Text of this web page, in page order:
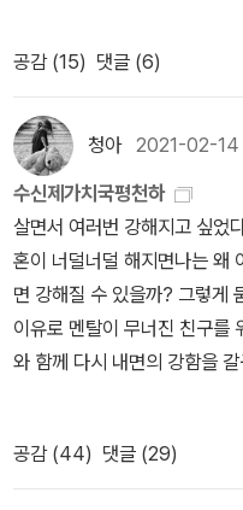
는 옷을 평생 걸친 사람'의 사
정체성뿐만 아니라 직업 면에
전기에 따르면 생계 유지를
정작 본인은 소설가로 더 인정
사례와도 유사하게 보인다.아
러 작가와 사상가를 하나만 파
형'으로 분류한 다음, 다재다
애써 금욕적인 성자의 삶을
척하는 여우'라는 묘한 평가
도 마찬가지의 평가를 내릴
이크와 치버의 방한에 대한
부 대표였던 전숙희의 회고
펜 지부 대표로 재직할 때, 문
니즘의 도전>이 책 없이 21세
캐럴 J. 아담스, <육식의 성정
이 담긴 책. 캐롤라인 냅, <욕
치적인, 자기 몸, 자기 욕망의
십 대나 이십 대 등 ‘앞으로의
꼽고 싶다. 특히 외모지상주
하는 모든 어린 소녀들에게. 수잔 손택, <은유로서의 질병>손택의 책
들을 꼽지 않을 수가 없다. <
여러 사람이 꼽은 바, 나는 <
핵, 천연두, 암, 에이즈 등의
재에도 당연히 유효하다(결핵
각종 정신질환을 대입해 보라). 셰리 B. 오트너, <에베레스트에서의
삶과 죽음>이 책도 묻히기엔
이스가 싫어하지 않았던 그
나니>가 그 브리세이스의 이
나는 내일부터 이번달 여성주
조>를 읽을 참이다. 어쩐지 어
애하는 알라디너의 극찬을 보
고 봤더니 내가 읽었던 <어떤
읽고 뭐라고 썼더라? 백자평
장력 좋은 판사님의 따뜻한
ㅋㅋㅋㅋㅋㅋㅋ 어떤 특별한
나보다. 이런걸 사고 나서 찾
ㅋㅋㅋ 아무튼 읽어보자.<나
영화 불초상 생각나는 제목인
가 글 제일 잘 쓴다고 하셨다'
술 산업은 정상인 건강한 여
로 정의하는 고대의 의학적
꾸기 위해 너무 많은 에너지를
꾸미는 걸 좋아한다. 잘 갖춰입
성한 여성을 보면 감탄한다.
는 168인데 170이 넘었더라
었다. 내가 이상적으로 생각
는 최대한 그런 쪽으로, 나만
다. 전에 글을 썼는지 기억나
타일이 좋다며 한마디 건내고
전화도 했다) 패션학과 학생
리에서 사진찍으며 똥폼을 잡
나는 달라졌다. 그는 송승헌
박효진, 이소현, <페미니스트
<샘골 사람들, 최용신을 말하
다는 것> 언유주얼 10 <XXXY - 여와 남> 그
에 파묻혀 버린 두 권을 다시
탄 그리고 햄버거> 매트 프래
으로 받을 예정.
공감 (15) 댓글 (6)
청아2021-02-14
수신제가치국평천하
살면서 여러번 강해지고 싶었
혼이 너덜너덜 해지면나는 왜
면 강해질 수 있을까? 그렇게
이유로 멘탈이 무너진 친구를
와 함께 다시 내면의 강함을
서 폐관하며 일부 새들을 버
밖에도 화려하고 다양한 새들
새들을 바라보며 생각했다.
공감 (44) 댓글 (29)